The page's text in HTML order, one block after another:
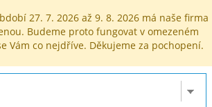
27. 7. 2026 až 9. 8. 2026 má naše firma
Budeme proto fungovat v omezeném
Vám co nejdříve. Děkujeme za pochopení.